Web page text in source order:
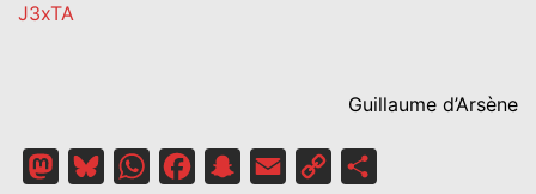
J3xTA
Guillaume d’Arsène
MastodonBlueskyWhatsAppFacebookSnapchat
Email
Copy